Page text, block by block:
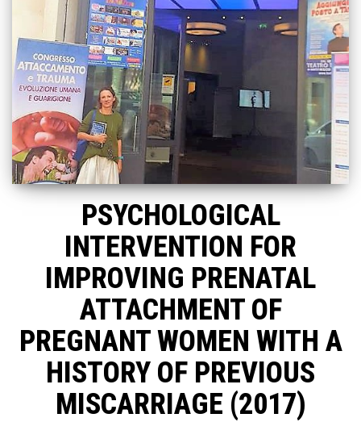
PSYCHOLOGICAL
INTERVENTION FOR
IMPROVING PRENATAL
ATTACHMENT OF
PREGNANT WOMEN WITH A
HISTORY OF PREVIOUS
MISCARRIAGE (2017)